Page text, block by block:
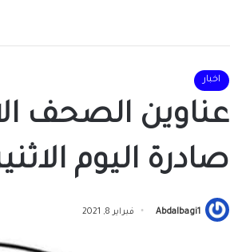
اخبار
عناوين الصحف
صادرة اليوم الاثنين ٨ فبراير
Abdalbagi1 فبراير 8, 2021